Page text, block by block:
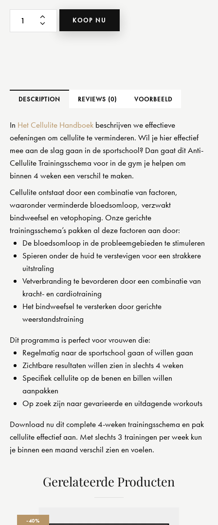
KOOP NU
DESCRIPTION REVIEWS (0) VOORBEELD
In Het Cellulite Handboek beschrijven we effectieve
oefeningen om cellulite te verminderen. Wil je hier effectief
mee aan de slag gaan in de sportschool? Dan gaat dit Anti-
Cellulite Trainingsschema voor in de gym je helpen om
binnen 4 weken een verschil te maken.
Cellulite ontstaat door een combinatie van factoren,
waaronder verminderde bloedsomloop, verzwakt
bindweefsel en vetophoping. Onze gerichte
trainingsschema’s pakken al deze factoren aan door:
De bloedsomloop in de probleemgebieden te stimuleren
Spieren onder de huid te verstevigen voor een strakkere
uitstraling
Vetverbranding te bevorderen door een combinatie van
kracht- en cardiotraining
Het bindweefsel te versterken door gerichte
weerstandstraining
Dit programma is perfect voor vrouwen die:
Regelmatig naar de sportschool gaan of willen gaan
Zichtbare resultaten willen zien in slechts 4 weken
Specifiek cellulite op de benen en billen willen
aanpakken
Op zoek zijn naar gevarieerde en uitdagende workouts
Download nu dit complete 4-weken trainingsschema en pak
cellulite effectief aan. Met slechts 3 trainingen per week kun
je binnen een maand verschil zien en voelen.
Gerelateerde Producten
-40%